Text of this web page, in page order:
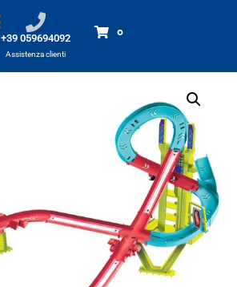
+39 059694092
Assistenza clienti
0
HotWheels Neon Speeders